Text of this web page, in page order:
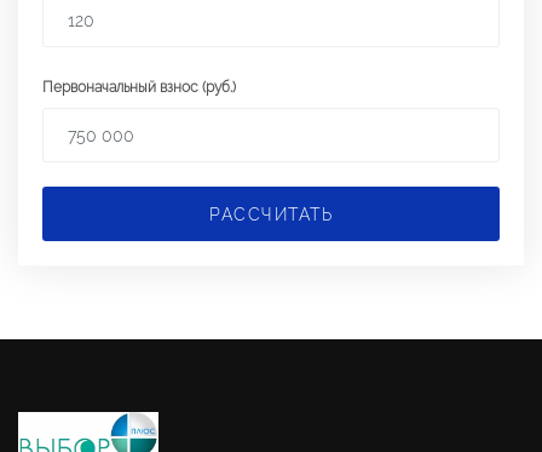
Первоначальный взнос (руб.)
РАССЧИТАТЬ